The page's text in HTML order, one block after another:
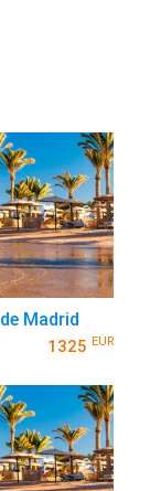
Madrid
1325 EUR